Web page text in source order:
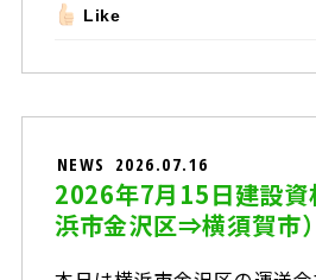
Like
NEWS 2026.07.16
2026年7月15日建設資
浜市金沢区⇒横須賀市）